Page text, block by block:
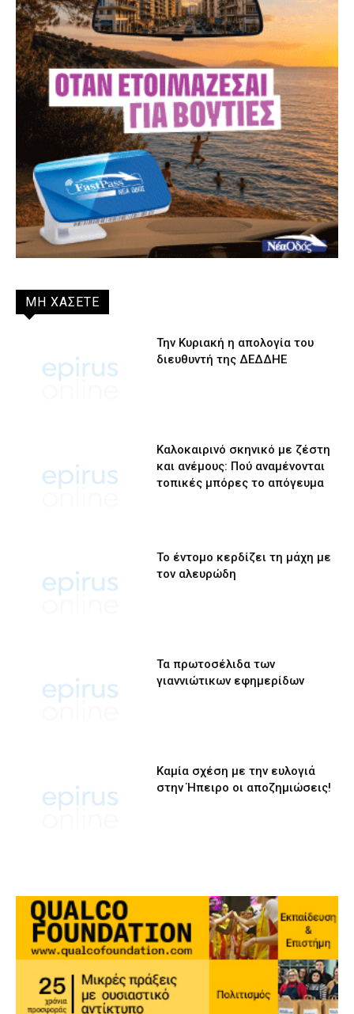
ΜΗ ΧΑΣΕΤΕ
Την Κυριακή η απολογία του
διευθυντή της ΔΕΔΔΗΕ
Καλοκαιρινό σκηνικό με ζέστη
και ανέμους: Πού αναμένονται
τοπικές μπόρες το απόγευμα
Το έντομο κερδίζει τη μάχη με
τον αλευρώδη
Τα πρωτοσέλιδα των
γιαννιώτικων εφημερίδων
Καμία σχέση με την ευλογιά
στην Ήπειρο οι αποζημιώσεις!